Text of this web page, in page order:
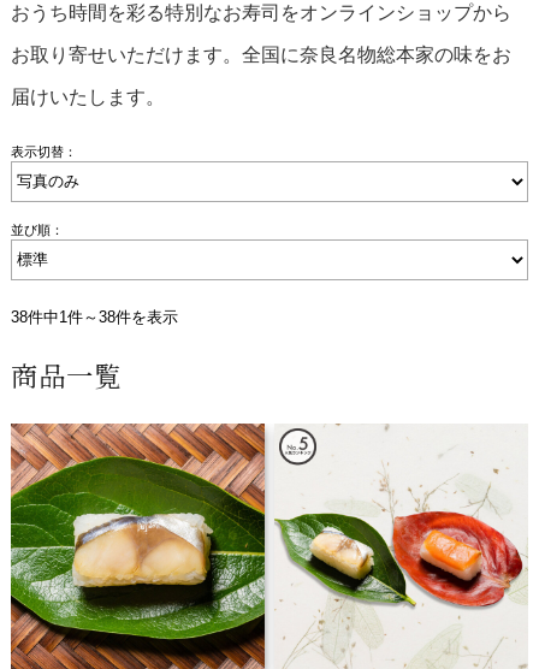
おうち時間を彩る特別なお寿司をオンラインショップから
お取り寄せいただけます。全国に奈良名物総本家の味をお
届けいたします。
表示切替：
並び順：
38件中1件～38件を表示
商品一覧